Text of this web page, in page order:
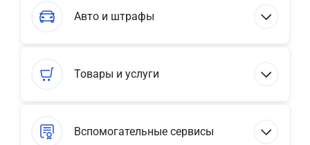
Авто и штрафы
Товары и услуги
Вспомогательные сервисы